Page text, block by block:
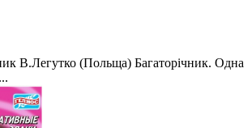
В.Легутко (Польща) Багаторічник. Одна